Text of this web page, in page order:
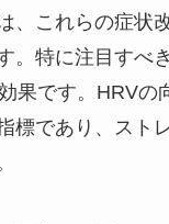
、これらの症状
。特に注目すべ
果です。HRVの
標であり、スト